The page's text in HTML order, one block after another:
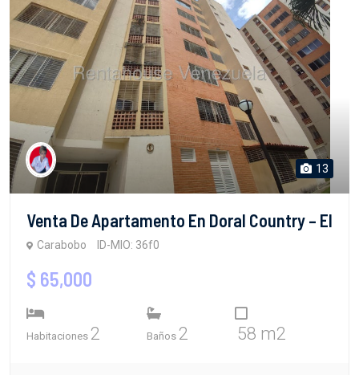
13
Venta De Apartamento En Doral Country – El
Carabobo ID-MIO: 36f0
$ 65,000
Habitaciones 2 Baños 2 58 m2